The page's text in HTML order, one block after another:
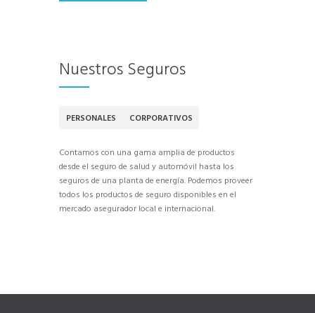
Nuestros Seguros
PERSONALES CORPORATIVOS
Contamos con una gama amplia de productos
desde el seguro de salud y automóvil hasta los
seguros de una planta de energía. Podemos proveer
todos los productos de seguro disponibles en el
mercado asegurador local e internacional.